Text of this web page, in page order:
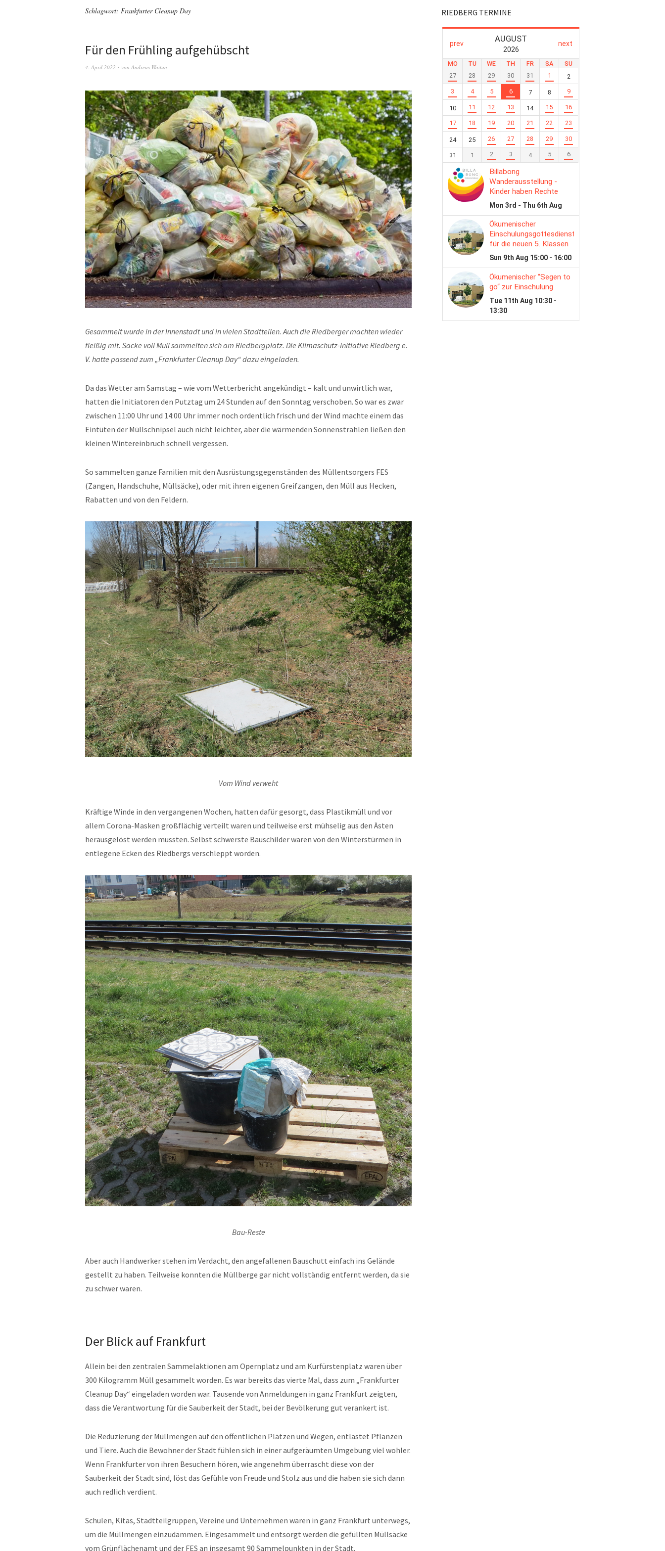
Schlagwort: Frankfurter Cleanup Day
Für den Frühling aufgehübscht
4. April 2022 von Andreas Woitun
Gesammelt wurde in der Innenstadt und in vielen Stadtteilen. Auch die Riedberger machten wieder
fleißig mit. Säcke voll Müll sammelten sich am Riedbergplatz. Die Klimaschutz-Initiative Riedberg e.
V. hatte passend zum „Frankfurter Cleanup Day“ dazu eingeladen.
Da das Wetter am Samstag – wie vom Wetterbericht angekündigt – kalt und unwirtlich war,
hatten die Initiatoren den Putztag um 24 Stunden auf den Sonntag verschoben. So war es zwar
zwischen 11:00 Uhr und 14:00 Uhr immer noch ordentlich frisch und der Wind machte einem das
Eintüten der Müllschnipsel auch nicht leichter, aber die wärmenden Sonnenstrahlen ließen den
kleinen Wintereinbruch schnell vergessen.
So sammelten ganze Familien mit den Ausrüstungsgegenständen des Müllentsorgers FES
(Zangen, Handschuhe, Müllsäcke), oder mit ihren eigenen Greifzangen, den Müll aus Hecken,
Rabatten und von den Feldern.
Vom Wind verweht
Kräftige Winde in den vergangenen Wochen, hatten dafür gesorgt, dass Plastikmüll und vor
allem Corona-Masken großflächig verteilt waren und teilweise erst mühselig aus den Ästen
herausgelöst werden mussten. Selbst schwerste Bauschilder waren von den Winterstürmen in
entlegene Ecken des Riedbergs verschleppt worden.
Bau-Reste
Aber auch Handwerker stehen im Verdacht, den angefallenen Bauschutt einfach ins Gelände
gestellt zu haben. Teilweise konnten die Müllberge gar nicht vollständig entfernt werden, da sie
zu schwer waren.
Der Blick auf Frankfurt
Allein bei den zentralen Sammelaktionen am Opernplatz und am Kurfürstenplatz waren über
300 Kilogramm Müll gesammelt worden. Es war bereits das vierte Mal, dass zum „Frankfurter
Cleanup Day“ eingeladen worden war. Tausende von Anmeldungen in ganz Frankfurt zeigten,
dass die Verantwortung für die Sauberkeit der Stadt, bei der Bevölkerung gut verankert ist.
Die Reduzierung der Müllmengen auf den öffentlichen Plätzen und Wegen, entlastet Pflanzen
und Tiere. Auch die Bewohner der Stadt fühlen sich in einer aufgeräumten Umgebung viel wohler.
Wenn Frankfurter von ihren Besuchern hören, wie angenehm überrascht diese von der
Sauberkeit der Stadt sind, löst das Gefühle von Freude und Stolz aus und die haben sie sich dann
auch redlich verdient.
Schulen, Kitas, Stadtteilgruppen, Vereine und Unternehmen waren in ganz Frankfurt unterwegs,
um die Müllmengen einzudämmen. Eingesammelt und entsorgt werden die gefüllten Müllsäcke
vom Grünflächenamt und der FES an insgesamt 90 Sammelpunkten in der Stadt.
RIEDBERG TERMINE